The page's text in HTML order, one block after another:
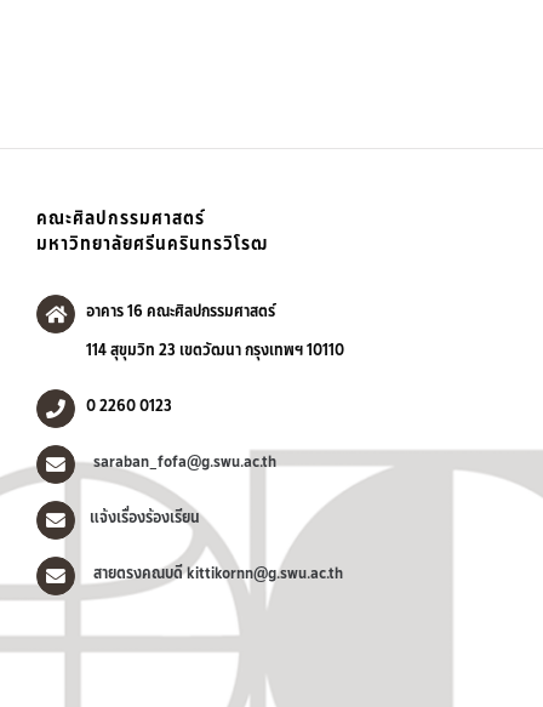
คณะศิลปกรรมศาสตร์
มหาวิทยาลัยศรีนครินทรวิโรฒ
อาคาร 16 คณะศิลปกรรมศาสตร์
114 สุขุมวิท 23 เขตวัฒนา กรุงเทพฯ 10110
0 2260 0123
saraban_fofa@g.swu.ac.th
แจ้งเรื่องร้องเรียน
สายตรงคณบดี kittikornn@g.swu.ac.th